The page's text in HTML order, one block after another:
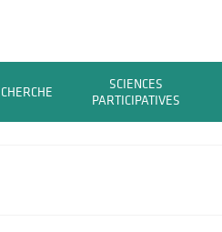
SCIENCES
PARTICIPATIVES